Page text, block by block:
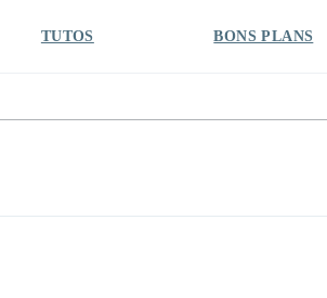
TUTOS BONS PLANS